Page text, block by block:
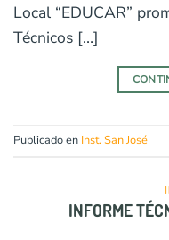
Local “EDUCAR”
Técnicos […]
Publicado en Inst. San José
INFORME